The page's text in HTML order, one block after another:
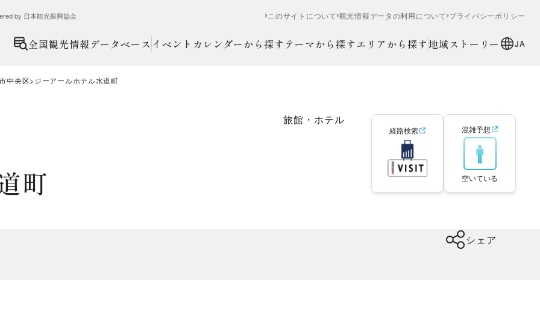
by 日本観光振興協会 このサイトについて 観光情報データの利用について プライバシーポリシー
全国観光情報データベース イベントカレンダーから探す テーマから探すエリアから探す 地域ストーリー JA
中央区 ジーアールホテル水道町
旅館・ホテル
町
経路検索 混雑予想
空いている
シェア